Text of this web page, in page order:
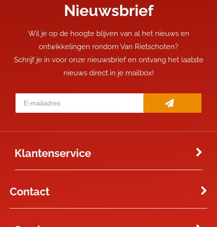
Nieuwsbrief
Wil je op de hoogte blijven van al het nieuws en
ontwikkelingen rondom Van Rietschoten?
Schrijf je in voor onze nieuwsbrief en ontvang het laatste
nieuws direct in je mailbox!
Klantenservice
Contact